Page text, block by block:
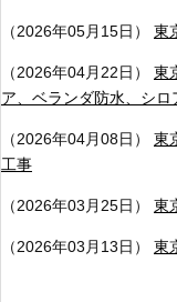
（2026年05月15日） 東
（2026年04月22日） 東
ア、ベランダ防水、シロ
（2026年04月08日） 東
工事
（2026年03月25日） 東
（2026年03月13日） 東